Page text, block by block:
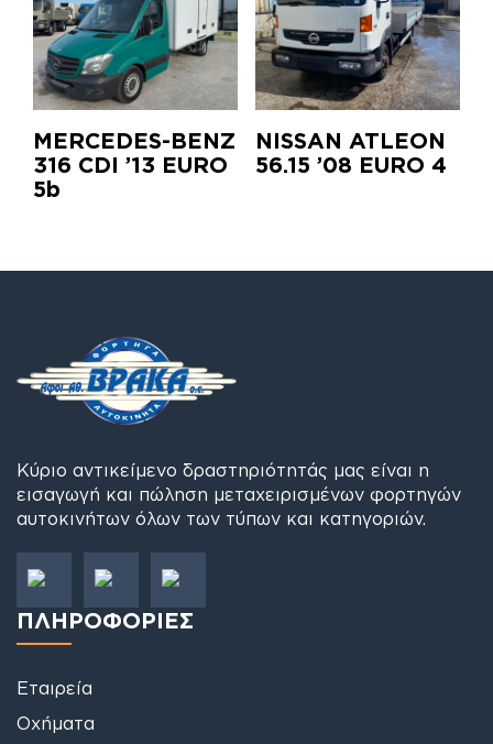
MERCEDES-BENZ
316 CDI ’13 EURO
5b
NISSAN ATLEON
56.15 ’08 EURO 4
Κύριο αντικείμενο δραστηριότητάς μας είναι η
εισαγωγή και πώληση μεταχειρισμένων φορτηγών
αυτοκινήτων όλων των τύπων και κατηγοριών.
ΠΛΗΡΟΦΟΡΙΕΣ
Εταιρεία
Οχήματα